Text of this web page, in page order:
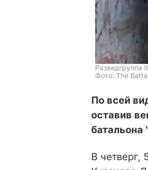
Разведгруппа
Фото: The
По всей
оставив
батальона
В четверг,